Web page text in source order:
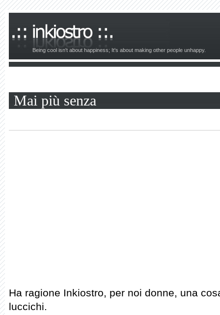
Being cool isn't about happiness; It's about making other people unhappy.
Mai più senza
Ha ragione Inkiostro, per noi donne, una
luccichi.